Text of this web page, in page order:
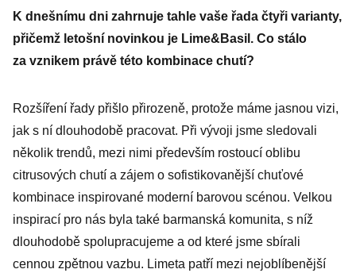
K dnešnímu dni zahrnuje tahle vaše řada čtyři varianty,
přičemž letošní novinkou je Lime&Basil. Co stálo
za vznikem právě této kombinace chutí?
Rozšíření řady přišlo přirozeně, protože máme jasnou vizi,
jak s ní dlouhodobě pracovat. Při vývoji jsme sledovali
několik trendů, mezi nimi především rostoucí oblibu
citrusových chutí a zájem o sofistikovanější chuťové
kombinace inspirované moderní barovou scénou. Velkou
inspirací pro nás byla také barmanská komunita, s níž
dlouhodobě spolupracujeme a od které jsme sbírali
cennou zpětnou vazbu. Limeta patří mezi nejoblíbenější